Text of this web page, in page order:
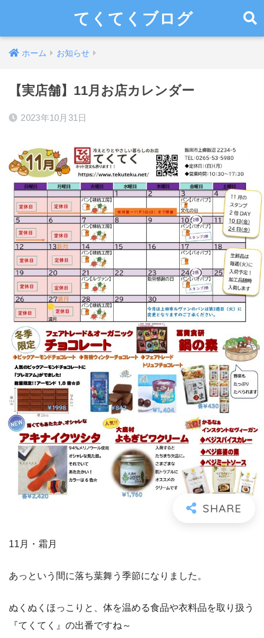
てくてくブログ
ホーム お知らせ
【実店舗】11月お店カレンダー
2023年10月31日
11月・霜月
あっという間に落ち葉舞う季節になりました。
ぬくぬくほっこりと、体を温める食品や衣料品を取り扱う
『てくてく』の出番ですね～